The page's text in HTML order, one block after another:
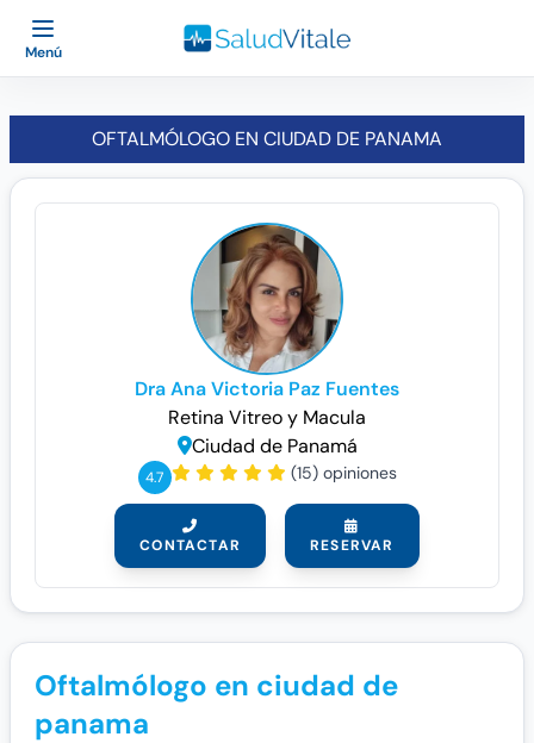
Menú
OFTALMÓLOGO EN CIUDAD DE PANAMA
Dra Ana Victoria Paz Fuentes
Retina Vitreo y Macula
Ciudad de Panamá
4.7 (15) opiniones
CONTACTAR RESERVAR
Oftalmólogo en ciudad de
panama